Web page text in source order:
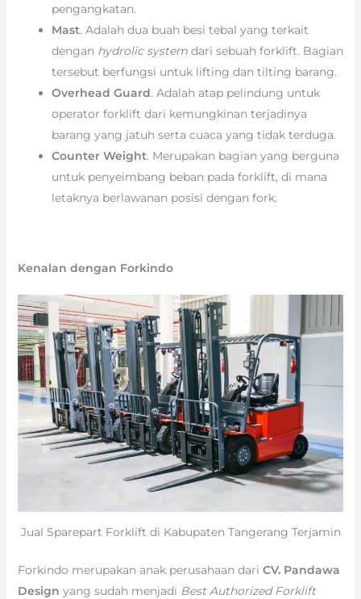
pengangkatan.
Mast. Adalah dua buah besi tebal yang terkait
dengan hydrolic systemdari sebuah forklift. Bagian
tersebut berfungsi untuk lifting dan tilting barang.
Overhead Guard. Adalah atap pelindung untuk
operator forklift dari kemungkinan terjadinya
barang yang jatuh serta cuaca yang tidak terduga.
Counter Weight. Merupakan bagian yang berguna
untuk penyeimbang beban pada forklift, di mana
letaknya berlawanan posisi dengan fork.
Kenalan dengan Forkindo
Jual Sparepart Forklift di Kabupaten Tangerang Terjamin
Forkindo merupakan anak perusahaan dari CV. Pandawa
Design yang sudah menjadi Best Authorized Forklift